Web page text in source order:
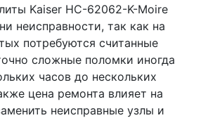
Kaiser HC-62062-K-Moire
неисправности, так как на
потребуются считанные
сложные поломки иногда
часов до нескольких
цена ремонта влияет на
неисправные узлы и